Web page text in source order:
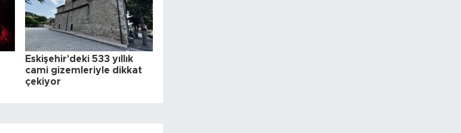
Eskişehir'deki 533 yıllık
cami gizemleriyle dikkat
çekiyor